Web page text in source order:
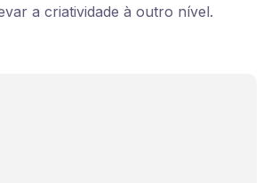
a criatividade à outro nível.